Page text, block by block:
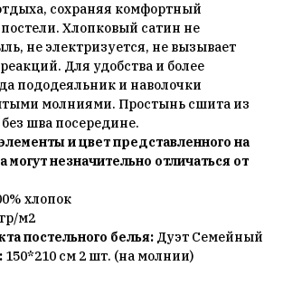
сохраняя комфортный
Хлопковый сатин не
не электризуется, не вызывает
Для удобства и более
пододеяльник и наволочки
молниями. Простынь сшита из
шва посередине.
и цвет представленного на
могут незначительно отличаться от
хлопок
м2
постельного белья: Дуэт Семейный
150*210 см 2 шт. (на молнии)